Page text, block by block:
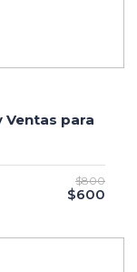
Ventas para
$800
$600